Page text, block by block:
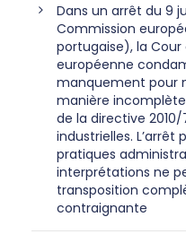
Dans un arrêt du 9
Commission
portugaise), la Cour
européenne
manquement pour
manière
de la directive
industrielles. L’arrêt
pratiques
interprétations ne
transposition
contraignante